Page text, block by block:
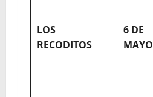
LOS
RECODITOS
6 DE
MAYO